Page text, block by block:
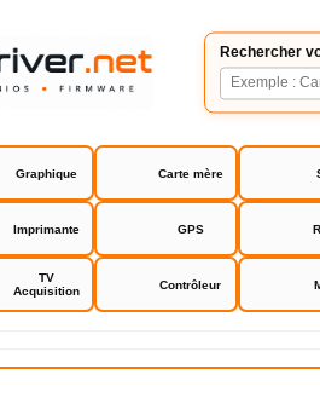
Rechercher
Graphique Carte mère
Imprimante GPS
TV
Acquisition
Contrôleur
Epson driver Stylus SX115